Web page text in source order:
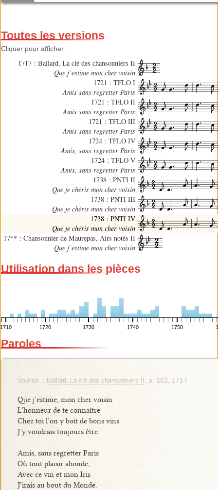
Toutes les versions
Cliquer pour afficher :
1717 : Ballard, La clé des chansonniers II
Que j’estime mon cher voisin
1721 : TFLO I
Amis sans regretter Paris
1721 : TFLO II
Amis sans regretter Paris
1721 : TFLO III
Amis sans regretter Paris
1724 : TFLO IV
Amis, sans regretter Paris
1724 : TFLO V
Amis, sans regretter Paris
1738 : PNTI II
Que je chéris mon cher voisin
1738 : PNTI III
Que je chéris mon cher voisin
1738 : PNTI IV
Que je chéris mon cher voisin
17** : Chansonnier de Maurepas, Airs notés II
Que j’estime mon cher voisin
Utilisation dans les pièces
1710 1720 1730 1740 1750
Paroles
Source : Ballard, La clé des chansonniers II , p. 162, 1717
Que j’estime, mon cher voisin
L’honneur de te connaître
Chez toi l’on y boit de bons vins
J’y voudrais toujours être.
Amis, sans regretter Paris
Où tout plaisir abonde,
Avec ce vin et mon Iris
J’irais au bout du Monde.